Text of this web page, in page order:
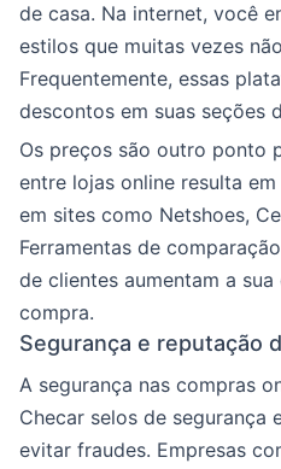
de casa. Na internet, você
estilos que muitas vezes
Frequentemente, essas
descontos em suas seções
Os preços são outro ponto
entre lojas online resulta
em sites como Netshoes,
Ferramentas de
de clientes aumentam a
compra.
Segurança e reputação
A segurança nas compras
Checar selos de segurança
evitar fraudes. Empresas